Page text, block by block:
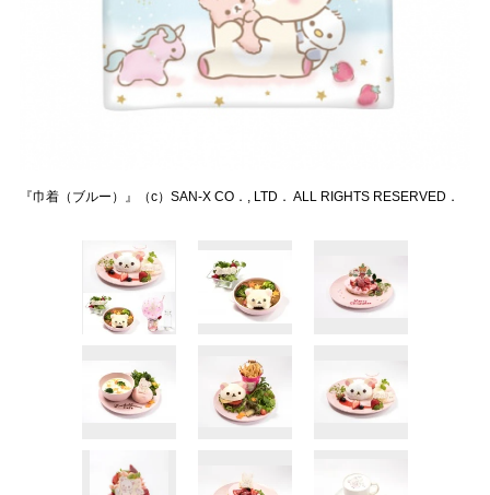
『巾着（ブルー）』（c）SAN-X CO．, LTD． ALL RIGHTS RESERVED．